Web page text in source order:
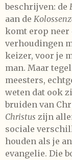
beschrijven: de
aan de
komt erop neer
verhoudingen
keizer, voor je
man. Maar
meesters,
weten dat ook
bruiden van
Christus zijn
sociale
houden als je
evangelie. Die